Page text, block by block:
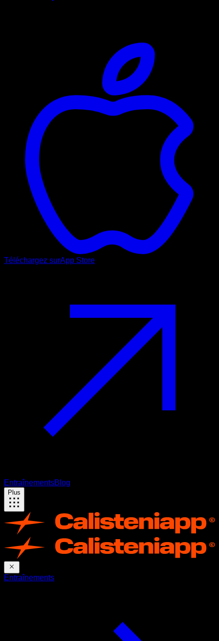
Téléchargez surApp Store
EntraînementsBlog
Plus
Entraînements